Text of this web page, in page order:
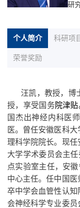
研
个人简介 科研项
荣誉奖励
汪凯，教授，博
授，享受 国务 院津
国杰出神经内科医
医。曾任安徽医科
理科学院院长。现
大学学术委员会主
点实验室主任，安
中心主任。任中国
卒中学会血管性认
会神经科学专业委